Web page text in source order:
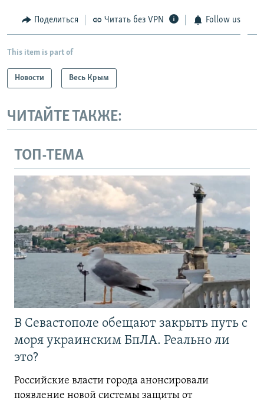
Поделиться Читать без VPN Follow us
This item is part of
Новости Весь Крым
ЧИТАЙТЕ ТАКЖЕ:
ТОП-ТЕМА
В Севастополе обещают закрыть путь с
моря украинским БпЛА. Реально ли
это?
Российские власти города анонсировали
появление новой системы защиты от